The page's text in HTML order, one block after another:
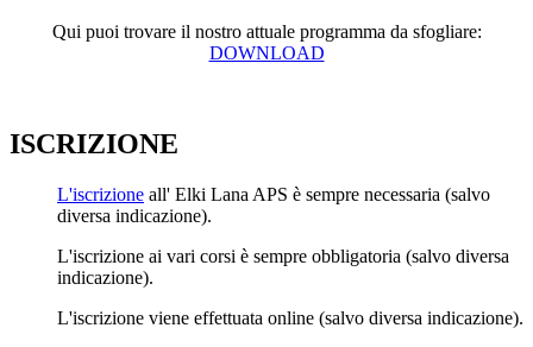
Qui puoi trovare il nostro attuale programma da sfogliare:
DOWNLOAD
ISCRIZIONE
L'iscrizione all' Elki Lana APS è sempre necessaria (salvo
diversa indicazione).
L'iscrizione ai vari corsi è sempre obbligatoria (salvo diversa
indicazione).
L'iscrizione viene effettuata online (salvo diversa indicazione).